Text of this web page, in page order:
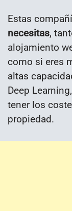
Estas
necesitas,
alojamiento
como si eres
altas
Deep
tener los
propiedad.